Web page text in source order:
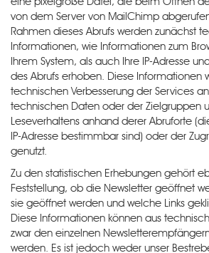
eine pixelgroße Datei, die beim Öffnen
von dem Server von MailChimp
Rahmen dieses Abrufs werden zunächst
Informationen, wie Informationen zum
Ihrem System, als auch Ihre IP-Adresse
des Abrufs erhoben. Diese Informationen
technischen Verbesserung der Services
technischen Daten oder der Zielgruppen
Leseverhaltens anhand derer Abruforte
IP-Adresse bestimmbar sind) oder der
genutzt.
Zu den statistischen Erhebungen gehört
Feststellung, ob die Newsletter geöffnet
sie geöffnet werden und welche Links
Diese Informationen können aus
zwar den einzelnen
werden. Es ist jedoch weder unser